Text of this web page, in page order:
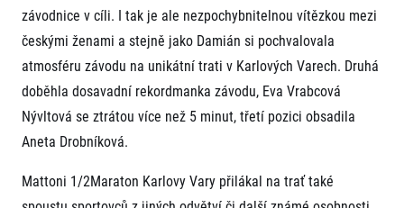
závodnice v cíli. I tak je ale nezpochybnitelnou vítězkou mezi
českými ženami a stejně jako Damián si pochvalovala
atmosféru závodu na unikátní trati v Karlových Varech. Druhá
doběhla dosavadní rekordmanka závodu, Eva Vrabcová
Nývltová se ztrátou více než 5 minut, třetí pozici obsadila
Aneta Drobníková.
Mattoni 1/2Maraton Karlovy Vary přilákal na trať také